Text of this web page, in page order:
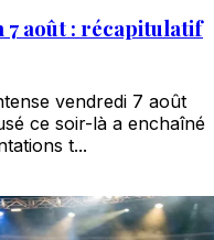
7 août : récapitulatif
vendredi 7 août
ce soir-là a enchaîné
t...